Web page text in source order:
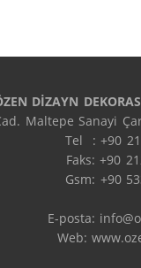
DİZAYN
Maltepe Sanayi
Tel  : +90
Faks: +90
Gsm: +90
E-posta:
Web: